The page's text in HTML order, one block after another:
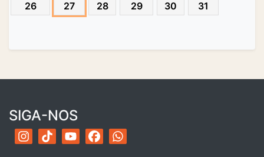
26
27 28 29 30 31
SIGA-NOS